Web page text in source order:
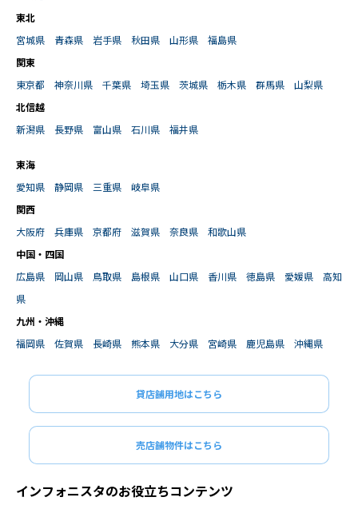
東北
宮城県
青森県 岩手県 秋田県 山形県
福島県
関東
東京都
神奈川県 千葉県 埼玉県 茨城県 栃木県 群馬県
山梨県
北信越
新潟県
長野県 富山県 石川県 福井県
東海
愛知県
静岡県 三重県
岐阜県
関西
大阪府
兵庫県 京都府 滋賀県 奈良県
和歌山県
中国・四国
広島県
岡山県 鳥取県 島根県 山口県 香川県 徳島県 愛媛県
高知
県
九州・沖縄
福岡県
佐賀県 長崎県 熊本県 大分県 宮崎県 鹿児島県 沖縄県
貸店舗用地はこちら
売店舗物件はこちら
インフォニスタのお役立ちコンテンツ